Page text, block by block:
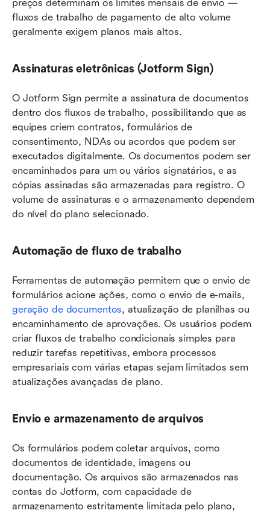
preços determinam os limites mensais de envio —
fluxos de trabalho de pagamento de alto volume
geralmente exigem planos mais altos.
Assinaturas eletrônicas (Jotform Sign)
O Jotform Sign permite a assinatura de documentos
dentro dos fluxos de trabalho, possibilitando que as
equipes criem contratos, formulários de
consentimento, NDAs ou acordos que podem ser
executados digitalmente. Os documentos podem ser
encaminhados para um ou vários signatários, e as
cópias assinadas são armazenadas para registro. O
volume de assinaturas e o armazenamento dependem
do nível do plano selecionado.
Automação de fluxo de trabalho
Ferramentas de automação permitem que o envio de
geração de documentos, atualização de planilhas ou
encaminhamento de aprovações. Os usuários podem
criar fluxos de trabalho condicionais simples para
reduzir tarefas repetitivas, embora processos
empresariais com várias etapas sejam limitados sem
atualizações avançadas de plano.
Envio e armazenamento de arquivos
Os formulários podem coletar arquivos, como
documentos de identidade, imagens ou
documentação. Os arquivos são armazenados nas
contas do Jotform, com capacidade de
armazenamento estritamente limitada pelo plano,